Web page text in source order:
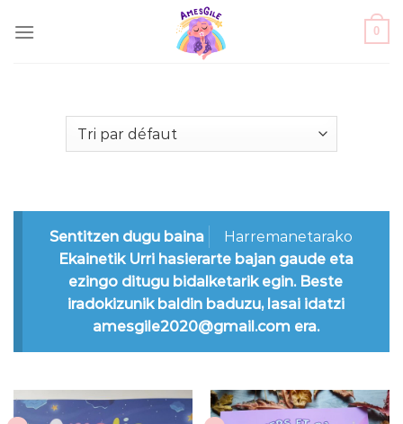
0
Harremanetarako
Sentitzen dugu baina
Ekainetik Urri hasierarte bajan gaude eta
ezingo ditugu bidalketarik egin. Beste
iradokizunik baldin baduzu, lasai idatzi
amesgile2020@gmail.com era.